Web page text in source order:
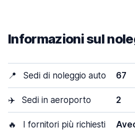
Informazioni sul
📍 Sedi di noleggio auto 67
✈️ Sedi in aeroporto 2
🔥 I fornitori più richiesti